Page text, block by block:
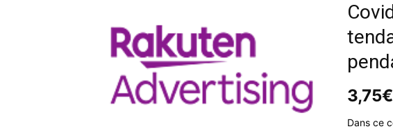
3,75€
Dans ce